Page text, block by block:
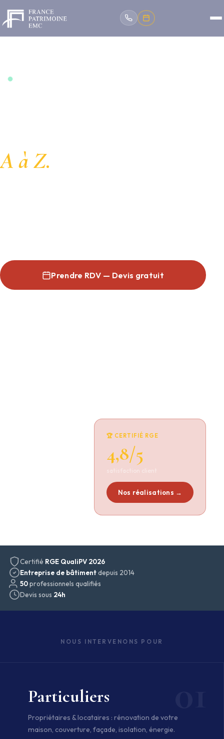
Entreprise de bâtiment · Certifié RGE · Depuis 2014
A à Z.
Prendre RDV — Devis gratuit
🏆 CERTIFIÉ RGE
4,8/5
Nos réalisations →
Certifié RGE QualiPV 2026
Entreprise de bâtimentdepuis 2014
50professionnels qualifiés
Devis sous 24h
NOUS INTERVENONS POUR
Particuliers
Propriétaires & locataires : rénovation de votre
maison, couverture, façade, isolation, énergie.